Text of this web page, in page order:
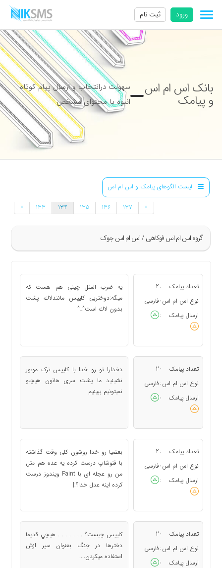
ورود ثبت نام
بانک اس ام اس
و پیامک
سهولت درانتخاب و ارسال پیام کوتاه
انبوه با محتوای مشخص
لیست الگوهای پیامک و اس ام اس
گروه اس ام اس فوکاهی / اس ام اس جوک
» 133 134 135 136 137 «
تعداد پیامک :
2
نوع اس ام اس : فارسی
ارسال پیامک
:
يه ضرب المثل چيني هم هست كه
ميگه:دوختربي كليپس مانندلاك پشت
بدون لاك است^_^
تعداد پیامک :
2
نوع اس ام اس : فارسی
ارسال پیامک
:
دخدارا تو رو خدا با کلیپس ترک موتور
نشینید ما پشت سری هاتون هیچیو
نمیتونیم ببینیم
تعداد پیامک :
2
نوع اس ام اس : فارسی
ارسال پیامک
:
بعضیا رو خدا روشون کلی وقت گذاشته
با فتوشاپ درست کرده یه عده هم مثل
من رو عجله ای با Paint ویندوز درست
کرده اینه عدل خدا؟:|
تعداد پیامک :
2
نوع اس ام اس : فارسی
ارسال پیامک
:
كليپس چيست؟ . . . . . . . هيچي قديما
دخترها در جنگ بعنوان سپر ازش
استفاده ميكردن....
134